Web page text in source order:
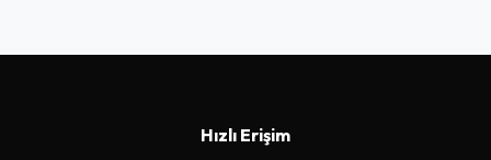
Hızlı Erişim